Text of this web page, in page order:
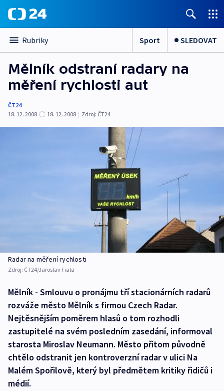
Rubriky Sport SLEDOVAT
Mělník odstraní radary na
měření rychlosti aut
ČT24
18. 12. 2008
18. 12. 2008 | Zdroj: ČT24
Radar na měření rychlosti
Zdroj: ČT24/Jaroslav Fiala
Mělník - Smlouvu o pronájmu tří stacionárních radarů
rozváže město Mělník s firmou Czech Radar.
Nejtěsnějším poměrem hlasů o tom rozhodli
zastupitelé na svém posledním zasedání, informoval
starosta Miroslav Neumann. Město přitom původně
chtělo odstranit jen kontroverzní radar v ulici Na
Malém Spořilově, který byl předmětem kritiky řidičů i
médií.